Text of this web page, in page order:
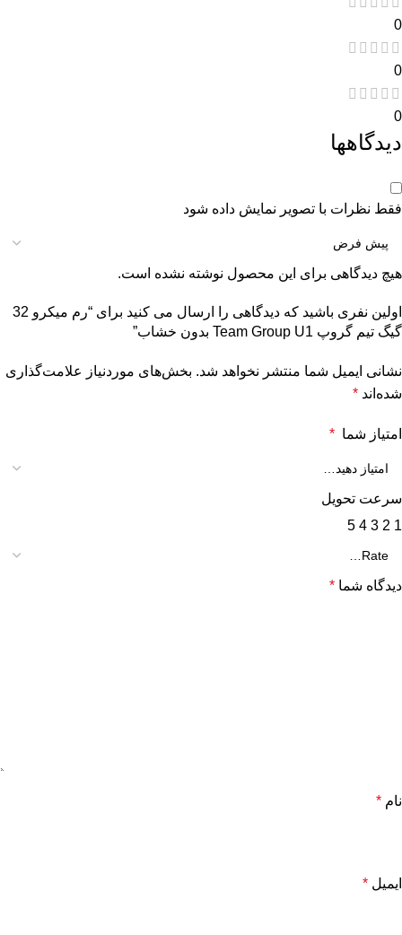
0
0
0
دیدگاهها
فقط نظرات با تصویر نمایش داده شود
هیچ دیدگاهی برای این محصول نوشته نشده است.
اولین نفری باشید که دیدگاهی را ارسال می کنید برای “رم میکرو 32
گیگ تیم گروپ Team Group U1 بدون خشاب”
نشانی ایمیل شما منتشر نخواهد شد. بخش‌های موردنیاز علامت‌گذاری
شده‌اند *
امتیاز شما *
سرعت تحویل
1
2
3
4
5
دیدگاه شما *
نام *
ایمیل *